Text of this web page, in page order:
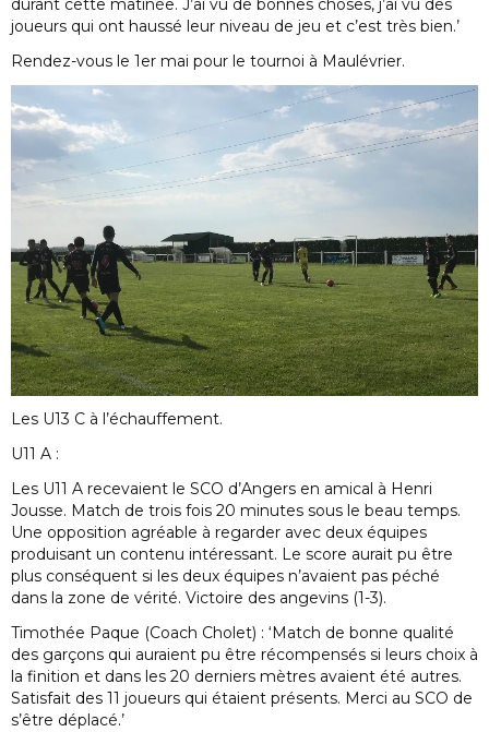
durant cette matinée. J’ai vu de bonnes choses, j’ai vu des
joueurs qui ont haussé leur niveau de jeu et c’est très bien.’
Rendez-vous le 1er mai pour le tournoi à Maulévrier.
Les U13 C à l’échauffement.
U11 A :
Les U11 A recevaient le SCO d’Angers en amical à Henri
Jousse. Match de trois fois 20 minutes sous le beau temps.
Une opposition agréable à regarder avec deux équipes
produisant un contenu intéressant. Le score aurait pu être
plus conséquent si les deux équipes n’avaient pas péché
dans la zone de vérité. Victoire des angevins (1-3).
Timothée Paque (Coach Cholet) : ‘Match de bonne qualité
des garçons qui auraient pu être récompensés si leurs choix à
la finition et dans les 20 derniers mètres avaient été autres.
Satisfait des 11 joueurs qui étaient présents. Merci au SCO de
s’être déplacé.’